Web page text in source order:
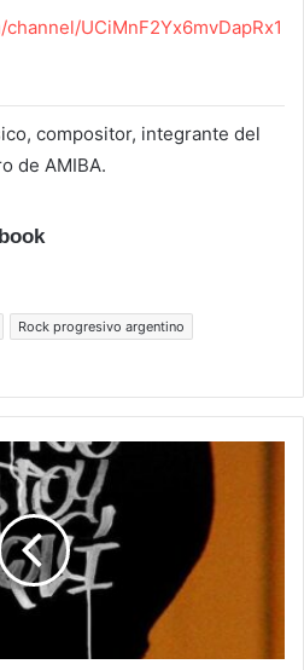
UCiMnF2Yx6mvDapRx1
compositor, integrante del
de AMIBA.
Rock progresivo argentino